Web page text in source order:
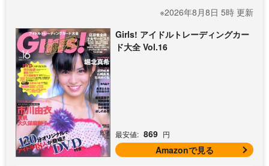
※2026年8月8日 5時 更新
Girls! アイドルトレーディングカー
ド大全 Vol.16
最安値: 869 円
Amazonで見る